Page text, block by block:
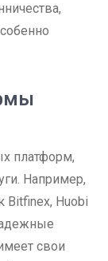
платформ,
Например,
Bitfinex, Huobi
свои